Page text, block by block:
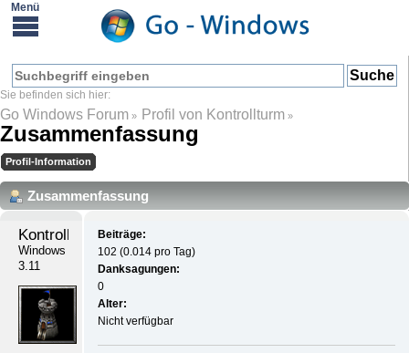
Go Windows Forum » Profil von Kontrollturm »
Zusammenfassung
Profil-Information
Zusammenfassung
Kontrollturm
Windows
3.11
Beiträge:
102 (0.014 pro Tag)
Danksagungen:
0
Alter:
Nicht verfügbar